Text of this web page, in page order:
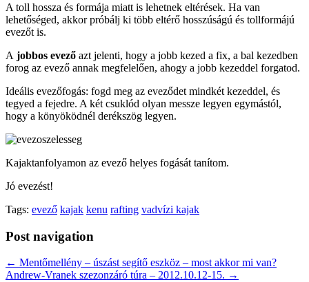
A toll hossza és formája miatt is lehetnek eltérések. Ha van
lehetőséged, akkor próbálj ki több eltérő hosszúságú és tollformájú
evezőt is.
A jobbos evező azt jelenti, hogy a jobb kezed a fix, a bal kezedben
forog az evező annak megfelelően, ahogy a jobb kezeddel forgatod.
Ideális evezőfogás: fogd meg az eveződet mindkét kezeddel, és
tegyed a fejedre. A két csuklód olyan messze legyen egymástól,
hogy a könyöködnél derékszög legyen.
Kajaktanfolyamon az evező helyes fogását tanítom.
Jó evezést!
Tags: evező kajak kenu rafting vadvízi kajak
Post navigation
← Mentőmellény – úszást segítő eszköz – most akkor mi van?
Andrew-Vranek szezonzáró túra – 2012.10.12-15. →